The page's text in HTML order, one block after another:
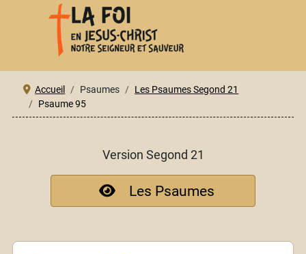
Accueil Psaumes
Les Psaumes Segond 21
Psaume 95
Version Segond 21
Les Psaumes